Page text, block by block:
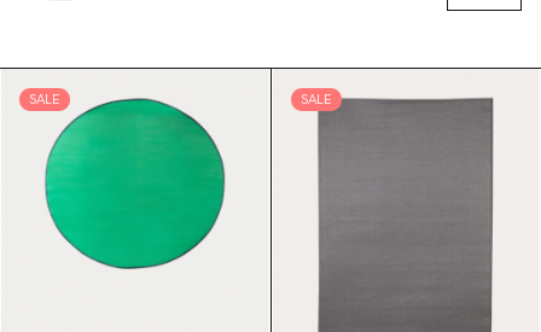
SALE SALE